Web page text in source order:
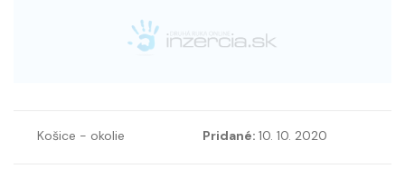
Košice - okolie Pridané: 10. 10. 2020